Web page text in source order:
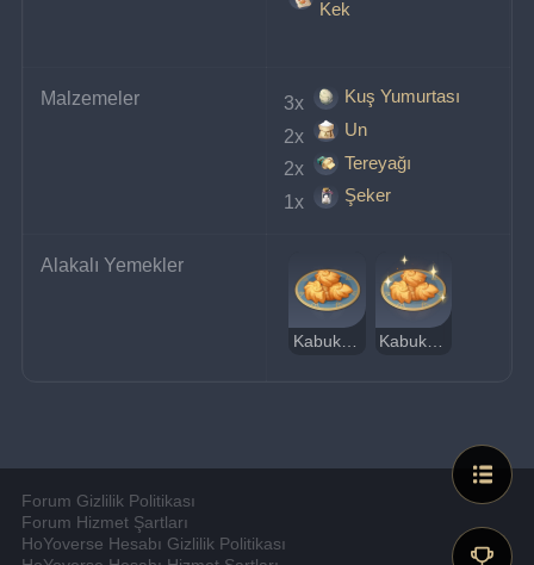
Kek
Malzemeler 3x
Kuş Yumurtası
2x
Un
2x
Tereyağı
1x
Şeker
Alakalı Yemekler
Kabuk Madlen Kek
Forum Gizlilik Politikası
Forum Hizmet Şartları
HoYoverse Hesabı Gizlilik Politikası